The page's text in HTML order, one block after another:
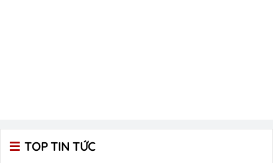
TOP TIN TỨC